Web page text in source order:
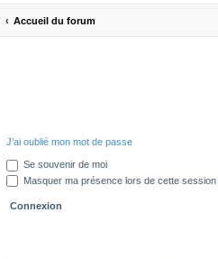
Accueil du forum
J’ai oublié mon mot de passe
Se souvenir de moi
Masquer ma présence lors de cette session